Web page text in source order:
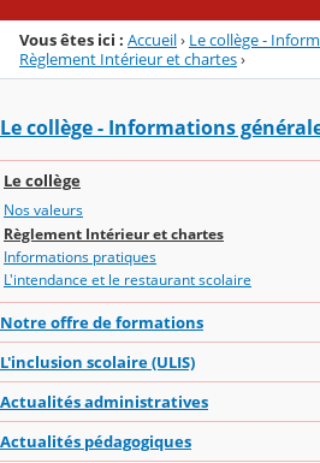
Vous êtes ici : Accueil› Le collège -
Règlement Intérieur et chartes›
Le collège - Informations
Le collège
Nos valeurs
Règlement Intérieur et chartes
Informations pratiques
L'intendance et le restaurant scolaire
Notre offre de formations
L'inclusion scolaire (ULIS)
Actualités administratives
Actualités pédagogiques